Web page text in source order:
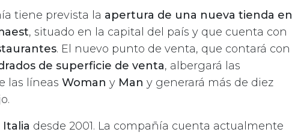
tiene prevista la apertura de una nueva tienda en
, situado en la capital del país y que cuenta con
. El nuevo punto de venta, que contará con
de superficie de venta, albergará las
las líneas Woman y Man y generará más de diez
Italia desde 2001. La compañía cuenta actualmente